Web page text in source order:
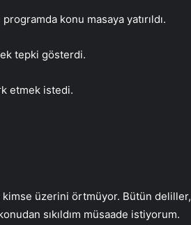
konu masaya yatırıldı.
tepki gösterdi.
etmek istedi.
kimse üzerini örtmüyor. Bütün deliller,
sıkıldım müsaade istiyorum.